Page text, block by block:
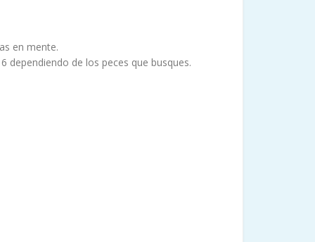
en mente.
dependiendo de los peces que busques.